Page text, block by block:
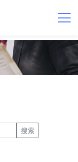
搜索